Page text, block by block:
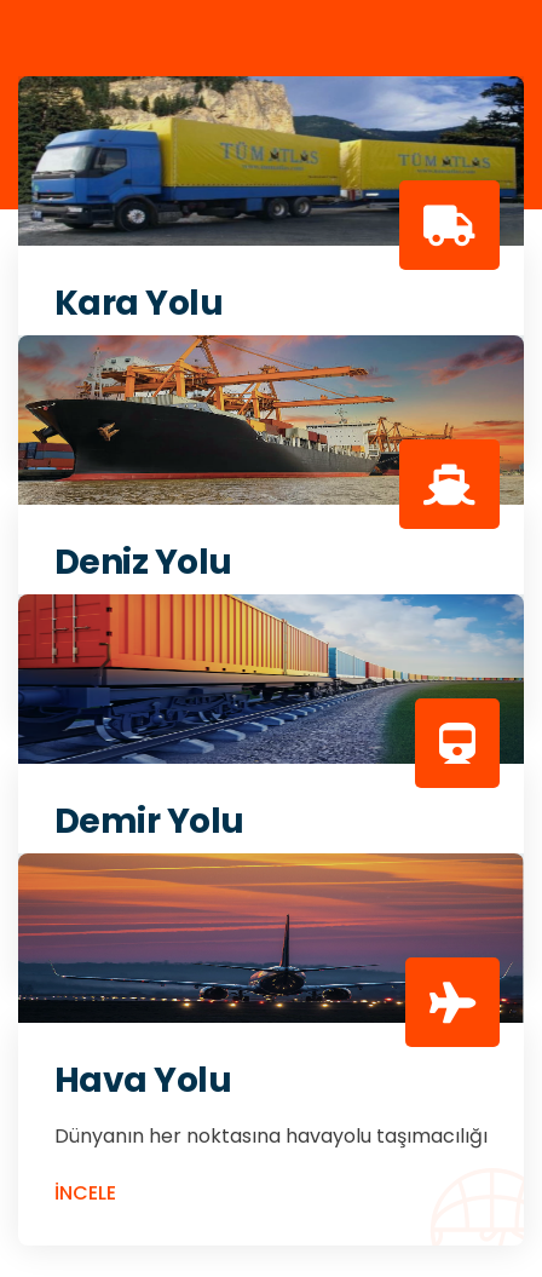
Kara Yolu
Uluslararası karayolu taşımacılık hizmeti
İNCELE
Deniz Yolu
Uluslararası konteyner forwarding hizmeti
İNCELE
Demir Yolu
Uluslararası demir yolu taşımacılığı hizmeti
İNCELE
Hava Yolu
Dünyanın her noktasına havayolu taşımacılığı
İNCELE